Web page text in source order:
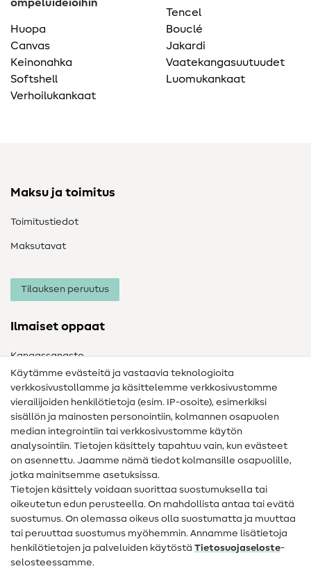
ompeluideioihin
Huopa
Canvas
Keinonahka
Softshell
Verhoilukankaat
Tencel
Bouclé
Jakardi
Vaatekangasuutuudet
Luomukankaat
Maksu ja toimitus
Toimitustiedot
Maksutavat
Tilauksen peruutus
Ilmaiset oppaat
Kangassanasto
Ompelusanasto
Ompeluohjeet
Apua ja yhteystiedot
Yhteystiedot
Tietoa omistajanvaihdoksesta
Peruutusoikeus
Suosittu
Käytämme evästeitä ja vastaavia teknologioita
verkkosivustollamme ja käsittelemme verkkosivustomme
vierailijoiden henkilötietoja (esim. IP-osoite), esimerkiksi
sisällön ja mainosten personointiin, kolmannen osapuolen
median integrointiin tai verkkosivustomme käytön
analysointiin. Tietojen käsittely tapahtuu vain, kun evästeet
on asennettu. Jaamme nämä tiedot kolmansille osapuolille,
jotka mainitsemme asetuksissa.
Tietojen käsittely voidaan suorittaa suostumuksella tai
oikeutetun edun perusteella. On mahdollista antaa tai evätä
suostumus. On olemassa oikeus olla suostumatta ja muuttaa
tai peruuttaa suostumus myöhemmin. Annamme lisätietoja
henkilötietojen ja palveluiden käytöstä Tietosuojaseloste-
selosteessamme.